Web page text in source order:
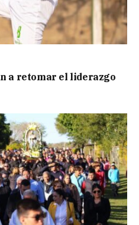
a retomar el liderazgo